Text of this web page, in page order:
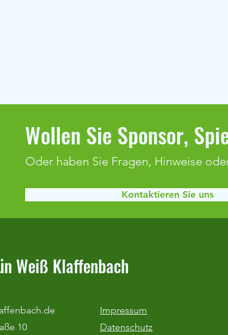
Duralin-Cup & Optimum Cup 2026
Wollen Sie Sponsor,
Oder haben Sie Fragen, Hinweise
Kontaktieren Sie uns
Weiß Klaffenbach
10
Impressum
Datenschutz